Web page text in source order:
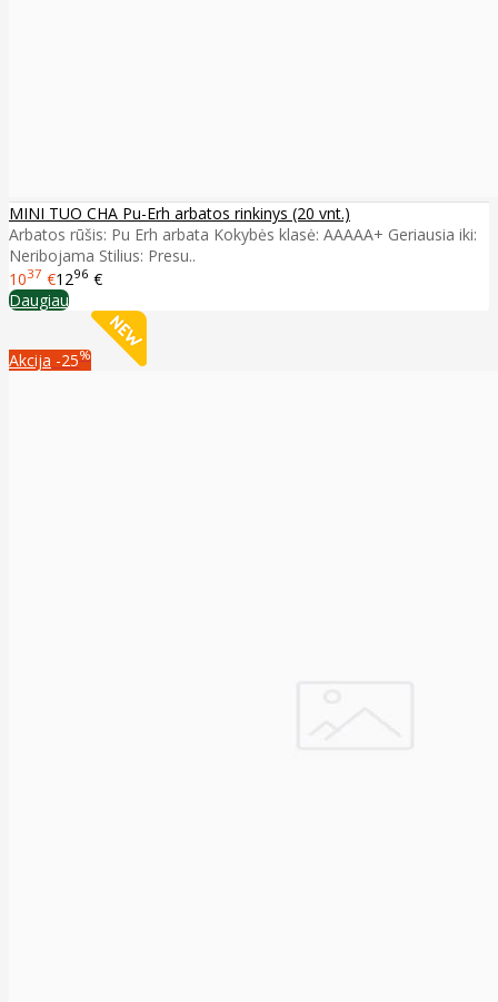
MINI TUO CHA Pu-Erh arbatos rinkinys (20 vnt.)
Arbatos rūšis: Pu Erh arbata Kokybės klasė: AAAAA+ Geriausia iki:
Neribojama Stilius: Presu..
1037 €1296 €
Daugiau
Akcija -25%